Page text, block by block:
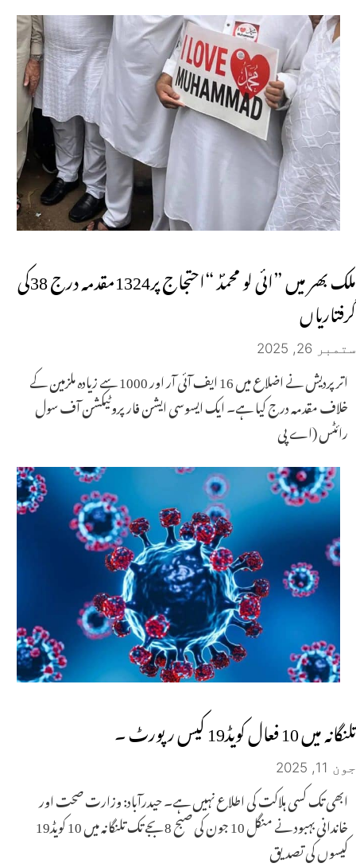
ملک بھر میں ”ائی لو محمدؐ “احتجاج پر1324مقدمہ درج 38کی
گرفتاریاں
ستمبر 26, 2025
اتر پردیش نے اضلاع میں 16 ایف آئی آر اور 1000 سے زیادہ ملزمین کے
خلاف مقدمہ درج کیا ہے۔ ایک ایسوسی ایشن فار پروٹیکشن آف سول
رائٹس (اے پی
تلنگانہ میں 10 فعال کویڈ19 کیس رپورٹ ۔
جون 11, 2025
ابھی تک کسی ہلاکت کی اطلاع نہیں ہے۔ حیدرآباد: وزارت صحت اور
خاندانی بہبود نے منگل 10 جون کی صبح 8 بجے تک تلنگانہ میں 10 کویڈ19
کیسوں کی تصدیق